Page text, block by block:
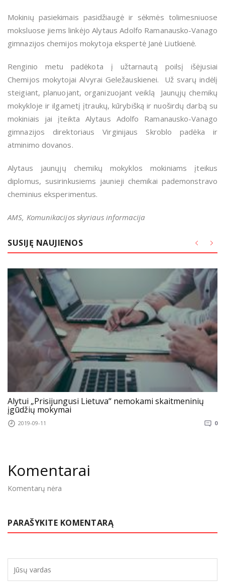
Mokinių pasiekimais pasidžiaugė ir sėkmės tolimesniuose
moksluose jiems linkėjo Alytaus Adolfo Ramanausko-Vanago
gimnazijos chemijos mokytoja ekspertė Janė Liutkienė.
Renginio metu padėkota į užtarnautą poilsį išėjusiai
Chemijos mokytojai Alvyrai Geležauskienei. Už svarų indėlį
steigiant, planuojant, organizuojant veiklą Jaunųjų chemikų
mokykloje ir ilgametį įtraukų, kūrybišką ir nuoširdų darbą su
mokiniais jai įteikta Alytaus Adolfo Ramanausko-Vanago
gimnazijos direktoriaus Virginijaus Skroblo padėka ir
atminimo dovanos.
Alytaus jaunųjų chemikų mokyklos mokiniams įteikus
diplomus, susirinkusiems jaunieji chemikai pademonstravo
cheminius eksperimentus.
AMS, Komunikacijos skyriaus informacija
SUSIJĘ NAUJIENOS
Alytui „Prisijungusi Lietuva“ nemokami skaitmeninių
įgūdžių mokymai
2019-09-11 0
Komentarai
Komentarų nėra
PARAŠYKITE KOMENTARĄ